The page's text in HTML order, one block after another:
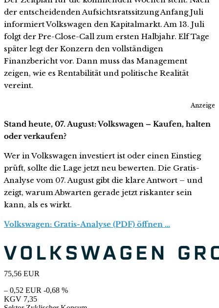
der entscheidenden Aufsichtsratssitzung Anfang Juli
informiert Volkswagen den Kapitalmarkt. Am 13. Juli
folgt der Pre-Close-Call zum ersten Halbjahr. Elf Tage
später legt der Konzern den vollständigen
Finanzbericht vor. Dann muss das Management
zeigen, wie es Rentabilität und politische Realität
vereint.
Anzeige
Stand heute, 07. August: Volkswagen – Kaufen, halten
oder verkaufen?
Wer in Volkswagen investiert ist oder einen Einstieg
prüft, sollte die Lage jetzt neu bewerten. Die Gratis-
Analyse vom 07. August gibt die klare Antwort – und
zeigt, warum Abwarten gerade jetzt riskanter sein
kann, als es wirkt.
Volkswagen: Gratis-Analyse (PDF) öffnen …
75,56 EUR
– 0,52 EUR -0,68 %
KGV 7,35